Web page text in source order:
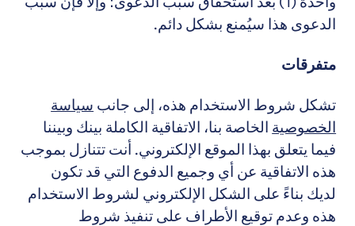
الدعوى هذا سيُمنع بشكل دائم.
متفرقات
تشكل شروط الاستخدام هذه، إلى جانبسياسة
الخصوصيةالخاصة بنا، الاتفاقية الكاملة بينك وبيننا
فيما يتعلق بهذا الموقع الإلكتروني. أنت تتنازل بموجب
هذه الاتفاقية عن أي وجميع الدفوع التي قد تكون
لديك بناءً على الشكل الإلكتروني لشروط الاستخدام
هذه وعدم توقيع الأطراف على تنفيذ شروط